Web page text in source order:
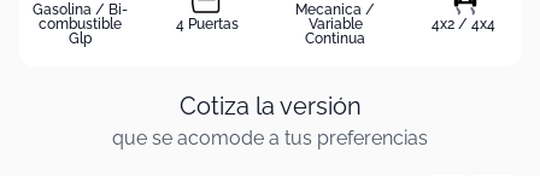
Gasolina / Bi-
combustible
Glp
4 Puertas
Mecanica /
Variable
Continua
4x2 / 4x4
Cotiza la versión
que se acomode a tus preferencias